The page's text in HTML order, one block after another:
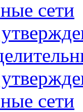
сети
сети